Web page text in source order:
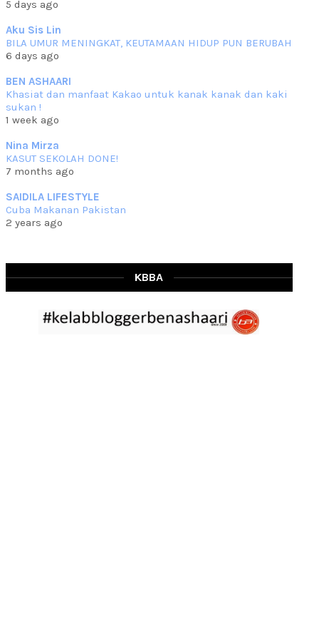
che mat ucapkan
Jun 30 2023
RESIPI KURMA AYAM MERAH
Assalammualaikum, salam semua. Hari ni 4 Zulhijjah 1444 Hijrah,
Jun 23 2023
RESIPI SAMBAL PARU
Assalammualaikum, salam sejahtera semua. Lama betul che mat tak
Jun 20 2023
RESIPI PISANG MUDA MASAK LEMAK
lemak ni che mat... read more
Mar 07 2023
RESIPI BAMIA KAMBING
Assalammualaikum, salam Ahad semua. Dah beberapa hari cuaca
asyik hujan saja di... read more
5 days ago
Aku Sis Lin
BILA UMUR MENINGKAT, KEUTAMAAN HIDUP PUN BERUBAH
6 days ago
BEN ASHAARI
Khasiat dan manfaat Kakao untuk kanak kanak dan kaki
sukan !
1 week ago
Nina Mirza
KASUT SEKOLAH DONE!
7 months ago
SAIDILA LIFESTYLE
Cuba Makanan Pakistan
2 years ago
KBBA